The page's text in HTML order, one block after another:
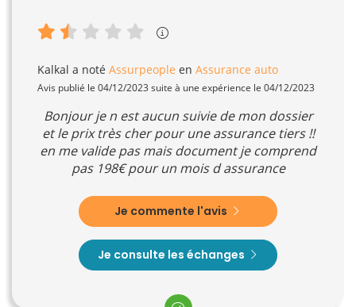
Kalkal a noté Assurpeople en Assurance auto
Avis publié le 04/12/2023 suite à une expérience le 04/12/2023
Bonjour je n est aucun suivie de mon dossier
et le prix très cher pour une assurance tiers !!
en me valide pas mais document je comprend
pas 198€ pour un mois d assurance
Je commente l'avis
Je consulte les échanges